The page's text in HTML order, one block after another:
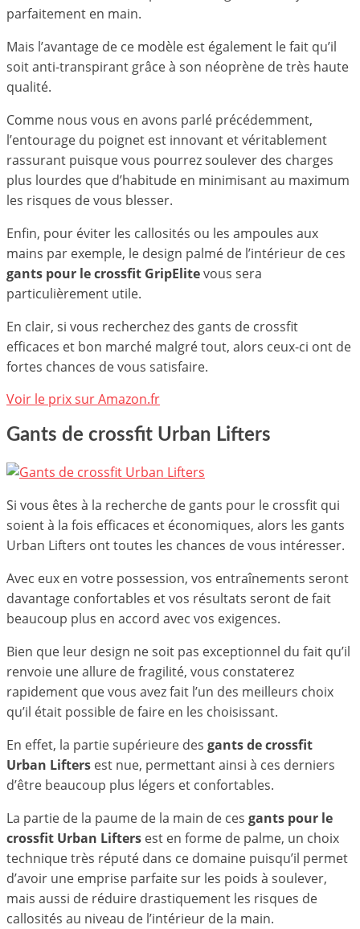
parfaitement en main.
Mais l’avantage de ce modèle est également le fait qu’il
soit anti-transpirant grâce à son néoprène de très haute
qualité.
Comme nous vous en avons parlé précédemment,
l’entourage du poignet est innovant et véritablement
rassurant puisque vous pourrez soulever des charges
plus lourdes que d’habitude en minimisant au maximum
les risques de vous blesser.
Enfin, pour éviter les callosités ou les ampoules aux
mains par exemple, le design palmé de l’intérieur de ces
gants pour le crossfit GripElitevous sera
particulièrement utile.
En clair, si vous recherchez des gants de crossfit
efficaces et bon marché malgré tout, alors ceux-ci ont de
fortes chances de vous satisfaire.
Voir le prix sur Amazon.fr
Gants de crossfit Urban Lifters
Si vous êtes à la recherche de gants pour le crossfit qui
soient à la fois efficaces et économiques, alors les gants
Urban Lifters ont toutes les chances de vous intéresser.
Avec eux en votre possession, vos entraînements seront
davantage confortables et vos résultats seront de fait
beaucoup plus en accord avec vos exigences.
Bien que leur design ne soit pas exceptionnel du fait qu’il
renvoie une allure de fragilité, vous constaterez
rapidement que vous avez fait l’un des meilleurs choix
qu’il était possible de faire en les choisissant.
En effet, la partie supérieure des gants de crossfit
Urban Lifters est nue, permettant ainsi à ces derniers
d’être beaucoup plus légers et confortables.
La partie de la paume de la main de ces gants pour le
crossfit Urban Lifters est en forme de palme, un choix
technique très réputé dans ce domaine puisqu’il permet
d’avoir une emprise parfaite sur les poids à soulever,
mais aussi de réduire drastiquement les risques de
callosités au niveau de l’intérieur de la main.